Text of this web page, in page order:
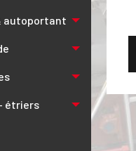
autoportant
étriers